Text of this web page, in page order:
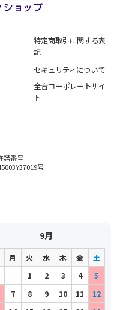
特定商取引に関する表
記
セキュリティについて
全音コーポレートサイ
ト
諾番号
号
9月
月 火 水 木 金
土
1
2 3 4
5
7 8 9 10 11
12